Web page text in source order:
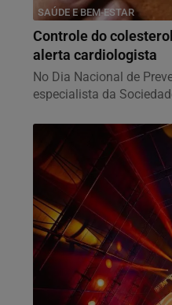
SAÚDE E BEM-ESTAR
Controle do
alerta cardiologista
No Dia Nacional de
especialista da